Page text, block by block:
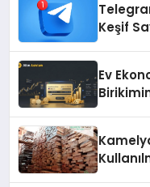
Keşif
Ev